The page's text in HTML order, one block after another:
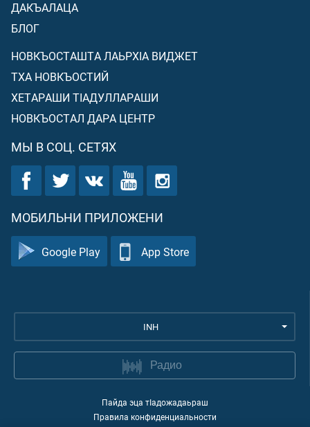
ДАКЪАЛАЦА
БЛОГ
НОВКЪОСТАШТА ЛАЬРХIА ВИДЖЕТ
ТХА НОВКЪОСТИЙ
ХЕТАРАШИ ТIАДУЛЛАРАШИ
НОВКЪОСТАЛ ДАРА ЦЕНТР
МЫ В СОЦ. СЕТЯХ
МОБИЛЬНИ ПРИЛОЖЕНИ
Google Play App Store
INH
Радио
Пайда эца тIадожадаьраш
Правила конфиденциальности